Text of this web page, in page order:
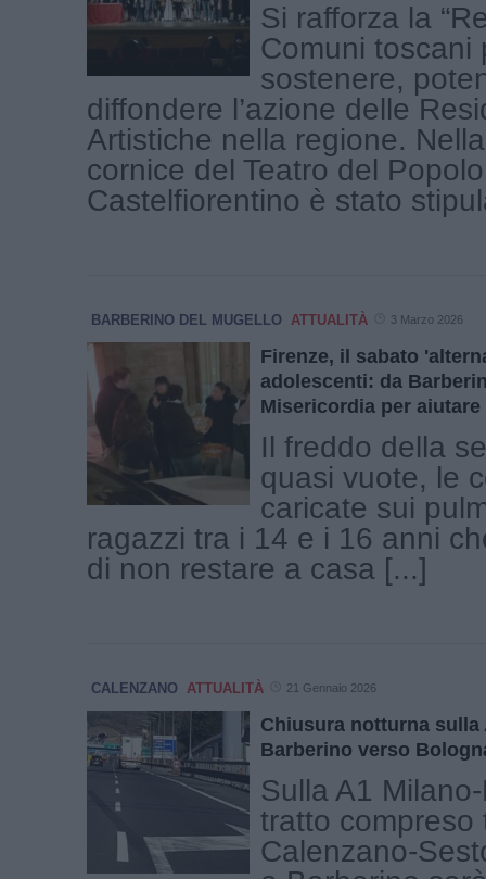
Si rafforza la
Comuni toscani
sostenere,
diffondere l’azione delle
Artistiche nella regione.
cornice del Teatro del
Castelfiorentino è stato
BARBERINO DEL MUGELLO ATTUALITÀ 3 Marzo 2026
Firenze, il sabato
adolescenti: da
Misericordia per
Il freddo della
quasi vuote, le
caricate sui
ragazzi tra i 14 e i 16 anni
di non restare a casa [...]
CALENZANO ATTUALITÀ 21 Gennaio 2026
Chiusura notturna sulla
Barberino verso
Sulla A1
tratto compreso
Calenzano-